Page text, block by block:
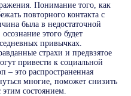
Понимание того, как
повторного контакта с
была в недостаточной
этого будет
привычках.
страхи и предвзятое
привести к социальной
– это распространенная
многие, поможет снизить
состоянием.